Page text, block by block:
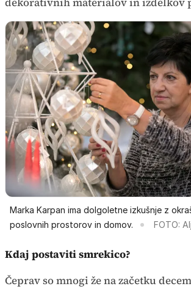
Marka Karpan ima dolgoletne izkušnje z
poslovnih prostorov in domov.
FOTO:
Kdaj postaviti smrekico?
Čeprav so mnogi že na začetku